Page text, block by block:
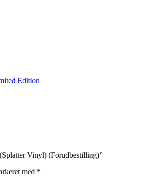
Edition
Vinyl) (Forudbestilling)”
med *